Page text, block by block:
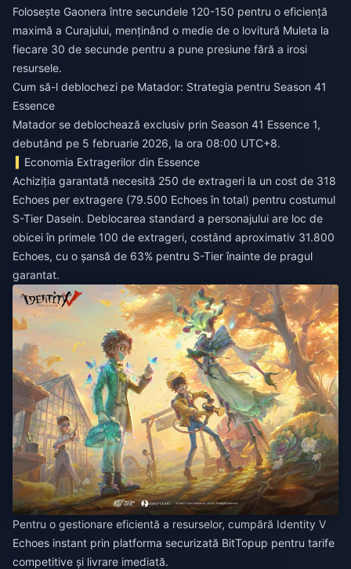
Folosește Gaonera între secundele 120-150 pentru o eficiență
maximă a Curajului, menținând o medie de o lovitură Muleta la
fiecare 30 de secunde pentru a pune presiune fără a irosi
resursele.
Cum să-l deblochezi pe Matador: Strategia pentru Season 41
Essence
Matador se deblochează exclusiv prin Season 41 Essence 1,
debutând pe 5 februarie 2026, la ora 08:00 UTC+8.
Economia Extragerilor din Essence
Achiziția garantată necesită 250 de extrageri la un cost de 318
Echoes per extragere (79.500 Echoes în total) pentru costumul
S-Tier Dasein. Deblocarea standard a personajului are loc de
obicei în primele 100 de extrageri, costând aproximativ 31.800
Echoes, cu o șansă de 63% pentru S-Tier înainte de pragul
garantat.
Pentru o gestionare eficientă a resurselor, cumpără Identity V
Echoes instant prin platforma securizată BitTopup pentru tarife
competitive și livrare imediată.